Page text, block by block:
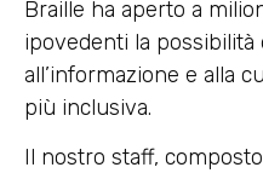
Braille ha aperto a
ipovedenti la possibilità
all’informazione e alla
più inclusiva.
Il nostro staff,